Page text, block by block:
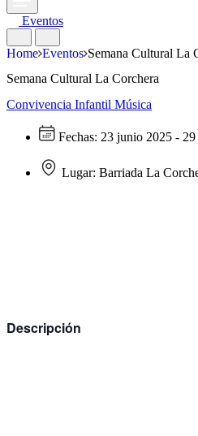
Eventos
Home Eventos Semana Cultural La
Semana Cultural La Corchera
Convivencia Infantil Música
Fechas: 23 junio 2025 -
Lugar: Barriada La
Descripción